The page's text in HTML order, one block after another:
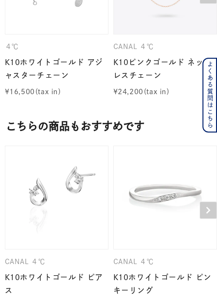
４℃
K10ホワイトゴールド アジ
ャスターチェーン
¥16,500
CANAL ４℃
K10ピンクゴールド ネック
レスチェーン
¥24,200
こちらの商品もおすすめです
CANAL ４℃
K10ホワイトゴールド ピア
ス
CANAL ４℃
K10ホワイトゴールド ピン
キーリング
よくある質問はこちら